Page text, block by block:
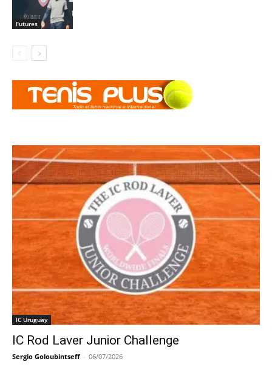
Futures
IC Uruguay
IC Rod Laver Junior Challenge
Sergio Goloubintseff - 06/07/2026